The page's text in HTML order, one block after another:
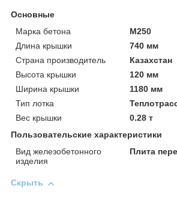
Основные
Марка бетона
М250
Длина крышки
740 мм
Страна производитель
Казахстан
Высота крышки
120 мм
Ширина крышки
1180 мм
Тип лотка
Вес крышки
0.28 т
Пользовательские характеристики
Вид железобетонного
изделия
Плита
Скрыть